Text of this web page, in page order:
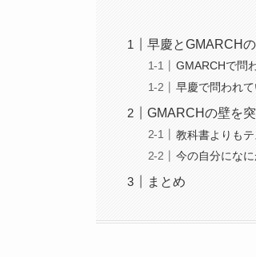
早慶とGMARCH
GMARCHで問
早慶で問われ
GMARCHの壁を
教科書よりも
今の自分にな
まとめ